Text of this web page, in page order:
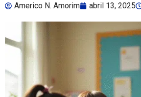
Americo N. Amorim abril 13, 2025